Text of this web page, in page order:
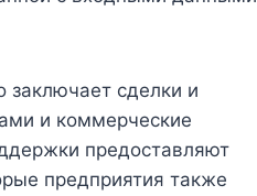
сделки и
и коммерческие
предоставляют
предприятия также